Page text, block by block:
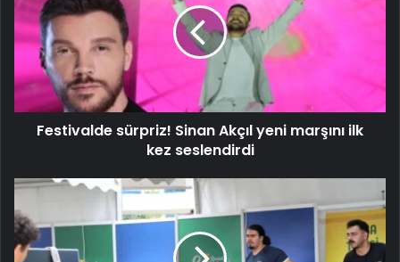
Festivalde sürpriz! Sinan Akçıl yeni marşını ilk
kez seslendirdi